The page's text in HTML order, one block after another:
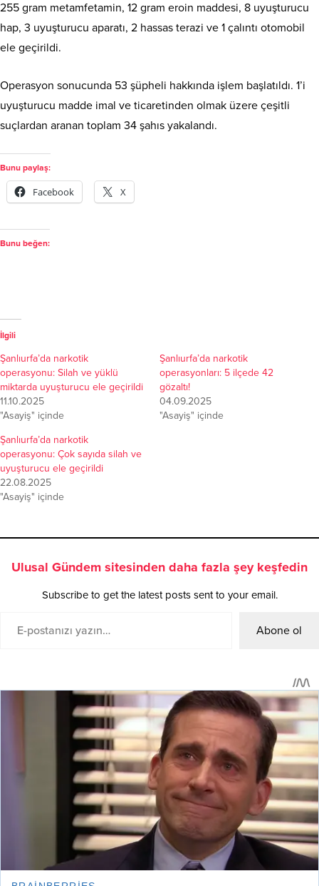
255 gram metamfetamin, 12 gram eroin maddesi, 8 uyuşturucu
hap, 3 uyuşturucu aparatı, 2 hassas terazi ve 1 çalıntı otomobil
ele geçirildi.
Operasyon sonucunda 53 şüpheli hakkında işlem başlatıldı. 1’i
uyuşturucu madde imal ve ticaretinden olmak üzere çeşitli
suçlardan aranan toplam 34 şahıs yakalandı.
Bunu paylaş:
Facebook X
Bunu beğen:
İlgili
Şanlıurfa’da narkotik
operasyonu: Silah ve yüklü
miktarda uyuşturucu ele geçirildi
11.10.2025
"Asayiş" içinde
Şanlıurfa’da narkotik
operasyonları: 5 ilçede 42
gözaltı!
04.09.2025
"Asayiş" içinde
Şanlıurfa’da narkotik
operasyonu: Çok sayıda silah ve
uyuşturucu ele geçirildi
22.08.2025
"Asayiş" içinde
Ulusal Gündem sitesinden daha fazla şey keşfedin
Subscribe to get the latest posts sent to your email.
Abone ol